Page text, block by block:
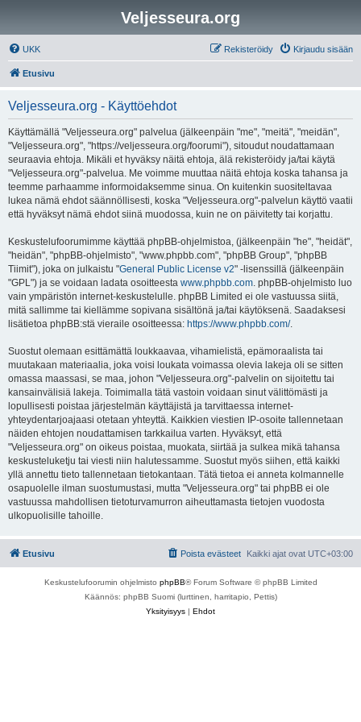
Veljesseura.org
UKK Kirjaudu sisään
Rekisteröidy
Etusivu
Veljesseura.org - Käyttöehdot
Käyttämällä "Veljesseura.org" palvelua (jälkeenpäin "me", "meitä", "meidän",
"Veljesseura.org", "https://veljesseura.org/foorumi"), sitoudut noudattamaan
seuraavia ehtoja. Mikäli et hyväksy näitä ehtoja, älä rekisteröidy ja/tai käytä
"Veljesseura.org"-palvelua. Me voimme muuttaa näitä ehtoja koska tahansa ja
teemme parhaamme informoidaksemme sinua. On kuitenkin suositeltavaa
lukea nämä ehdot säännöllisesti, koska "Veljesseura.org"-palvelun käyttö vaatii
että hyväksyt nämä ehdot siinä muodossa, kuin ne on päivitetty tai korjattu.
Keskustelufoorumimme käyttää phpBB-ohjelmistoa, (jälkeenpäin "he", "heidät",
"heidän", "phpBB-ohjelmisto", "www.phpbb.com", "phpBB Group", "phpBB
Tiimit"), joka on julkaistu "General Public License v2" -lisenssillä (jälkeenpäin
"GPL") ja se voidaan ladata osoitteesta www.phpbb.com. phpBB-ohjelmisto luo
vain ympäristön internet-keskustelulle. phpBB Limited ei ole vastuussa siitä,
mitä sallimme tai kiellämme sopivana sisältönä ja/tai käytöksenä. Saadaksesi
lisätietoa phpBB:stä vieraile osoitteessa: https://www.phpbb.com/.
Suostut olemaan esittämättä loukkaavaa, vihamielistä, epämoraalista tai
muutakaan materiaalia, joka voisi loukata voimassa olevia lakeja oli se sitten
omassa maassasi, se maa, johon "Veljesseura.org"-palvelin on sijoitettu tai
kansainvälisiä lakeja. Toimimalla tätä vastoin voidaan sinut välittömästi ja
lopullisesti poistaa järjestelmän käyttäjistä ja tarvittaessa internet-
yhteydentarjoajaasi otetaan yhteyttä. Kaikkien viestien IP-osoite tallennetaan
näiden ehtojen noudattamisen tarkkailua varten. Hyväksyt, että
"Veljesseura.org" on oikeus poistaa, muokata, siirtää ja sulkea mikä tahansa
keskusteluketju tai viesti niin halutessamme. Suostut myös siihen, että kaikki
yllä annettu tieto tallennetaan tietokantaan. Tätä tietoa ei anneta kolmannelle
osapuolelle ilman suostumustasi, mutta "Veljesseura.org" tai phpBB ei ole
vastuussa mahdollisen tietoturvamurron aiheuttamasta tietojen vuodosta
ulkopuolisille tahoille.
Etusivu Kaikki ajat ovat UTC+03:00
Poista evästeet
Keskustelufoorumin ohjelmisto phpBB® Forum Software © phpBB Limited
Käännös: phpBB Suomi (lurttinen, harritapio, Pettis)
Yksityisyys | Ehdot